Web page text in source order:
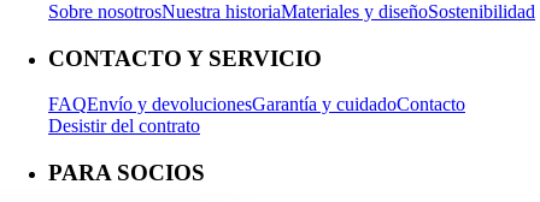
Sobre nosotrosNuestra historiaMateriales y diseñoSostenibilidad
CONTACTO Y SERVICIO
FAQEnvío y devolucionesGarantía y cuidadoContacto
Desistir del contrato
PARA SOCIOS